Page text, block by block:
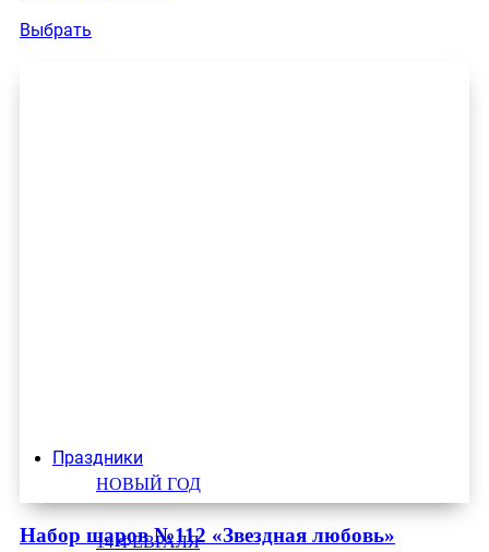
Праздники
НОВЫЙ ГОД
14 ФЕВРАЛЯ
Выбрать
Набор шаров №112 «Звездная любовь»